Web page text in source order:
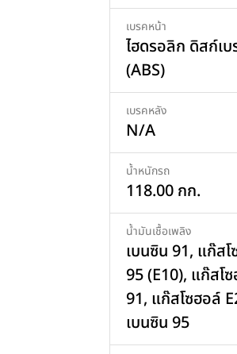
เบรคหน้า
ไฮดรอลิก ดิสก์เบ
(ABS)
เบรคหลัง
N/A
น้ำหนักรถ
118.00 กก.
น้ำมันเชื้อเพลิง
เบนซิน 91, แก๊ส
95 (E10), แก๊สโ
91, แก๊สโซฮอล์
เบนซิน 95